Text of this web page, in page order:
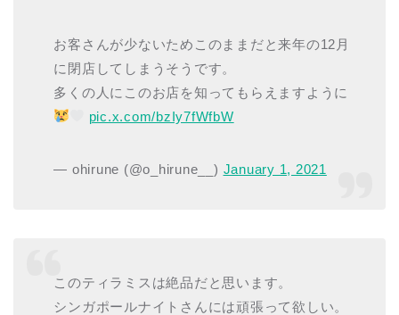
お客さんが少ないためこのままだと来年の12月
に閉店してしまうそうです。
多くの人にこのお店を知ってもらえますように
pic.x.com/bzIy7fWfbW
— ohirune (@o_hirune__) January 1, 2021
このティラミスは絶品だと思います。
シンガポールナイトさんには頑張って欲しい。